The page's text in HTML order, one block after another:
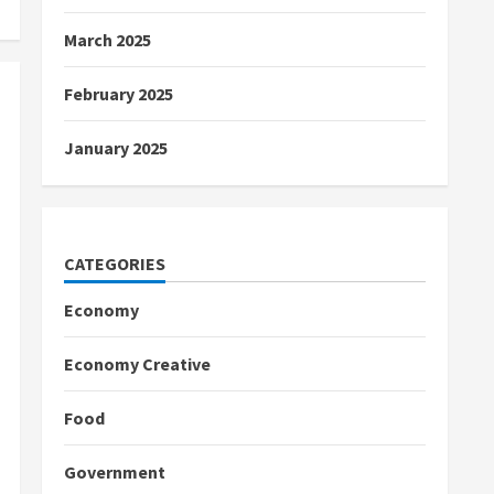
March 2025
February 2025
January 2025
CATEGORIES
Economy
Economy Creative
Food
Government